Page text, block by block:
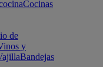
Cocinas
de
y
Bandejas